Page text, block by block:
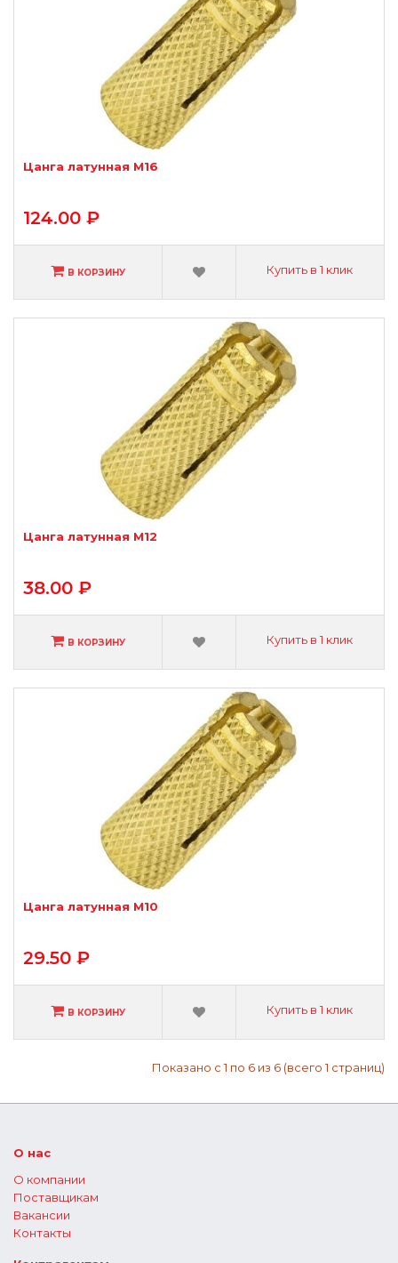
Цанга латунная М16
124.00 ₽
В КОРЗИНУ Купить в 1 клик
Цанга латунная М12
38.00 ₽
В КОРЗИНУ Купить в 1 клик
Цанга латунная М10
29.50 ₽
В КОРЗИНУ Купить в 1 клик
Показано с 1 по 6 из 6 (всего 1 страниц)
О нас
О компании
Поставщикам
Вакансии
Контакты